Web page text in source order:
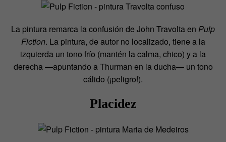
La pintura remarca la confusión de John Travolta en Pulp
Fiction. La pintura, de autor no localizado, tiene a la
izquierda un tono frío (mantén la calma, chico) y a la
derecha —apuntando a Thurman en la ducha— un tono
cálido (¡peligro!).
Placidez